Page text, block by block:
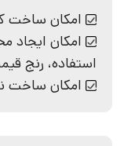
امکان ساخت‌
امکان ایجاد
استفاده، رنج
امکان ساخت